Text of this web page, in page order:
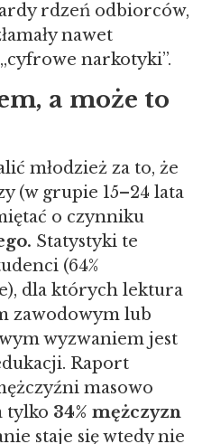
rdzeń odbiorców,
nawet
narkotyki”.
a może to
młodzież za to, że
(w grupie 15–24 lata
o czynniku
Statystyki te
(64%
dla których lektura
zawodowym lub
wyzwaniem jest
Raport
masowo
tylko 34% mężczyzn
staje się wtedy nie